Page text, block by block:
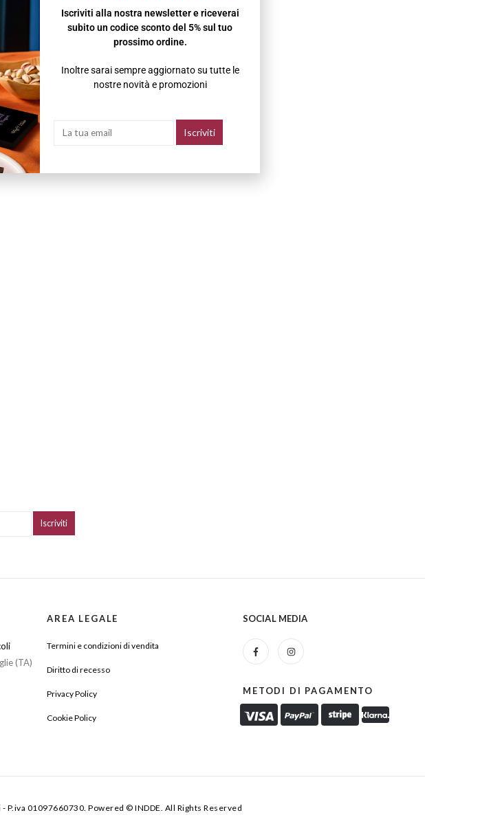
(TA)
AREA LEGALE
Termini e condizioni di vendita
Diritto di recesso
Privacy Policy
Cookie Policy
SOCIAL MEDIA
METODI DI PAGAMENTO
01097660730. Powered © INDDE. All Rights Reserved
Iscriviti alla nostra newsletter e riceverai
subito un codice sconto del 5% sul tuo
prossimo ordine.
Inoltre sarai sempre aggiornato su tutte le
nostre novità e promozioni